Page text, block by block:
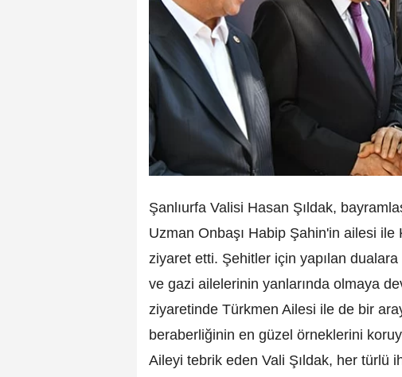
Şanlıurfa Valisi Hasan Şıldak,
Uzman Onbaşı Habip Şahin'in ailesi
ziyaret etti. Şehitler için yapılan
ve gazi ailelerinin yanlarında olmaya
ziyaretinde Türkmen Ailesi ile de bir
beraberliğinin en güzel örneklerini
Aileyi tebrik eden Vali Şıldak, her türlü